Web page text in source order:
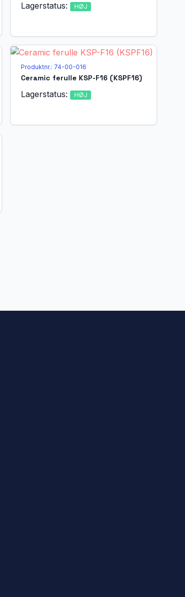
Lagerstatus: HØJ
Produktnr.: 74-00-016
Ceramic ferulle KSP-F16 (KSPF16)
Lagerstatus: HØJ